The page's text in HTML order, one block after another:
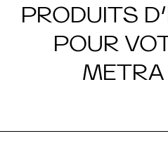
PRODUITS
POUR